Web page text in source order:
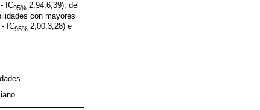
IC95% 2,94;6,39), del
con mayores
- IC95% 2,00;3,28) e